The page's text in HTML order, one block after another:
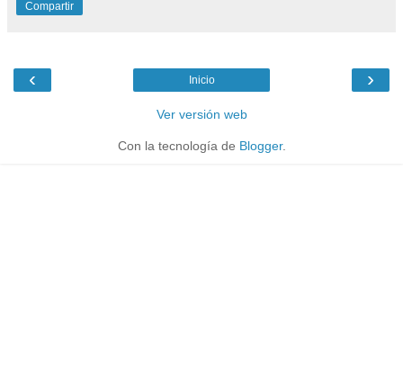
Compartir
‹ ›
Inicio
Ver versión web
Con la tecnología de Blogger.